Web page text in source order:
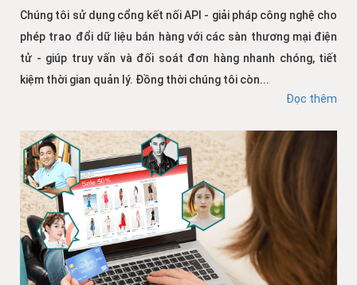
Chúng tôi sử dụng cổng kết nối API - giải pháp công nghệ cho
phép trao đổi dữ liệu bán hàng với các sàn thương mại điện
tử - giúp truy vấn và đối soát đơn hàng nhanh chóng, tiết
kiệm thời gian quản lý. Đồng thời chúng tôi còn...
Đọc thêm